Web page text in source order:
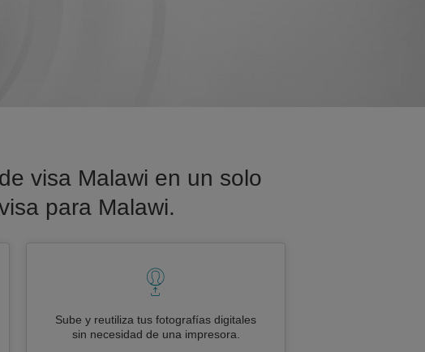
visa Malawi en un solo
para Malawi.
Sube y reutiliza tus fotografías digitales
sin necesidad de una impresora.